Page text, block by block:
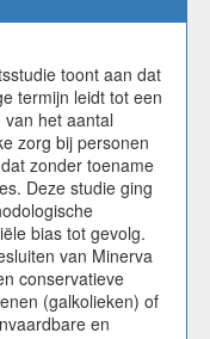
toont aan dat
termijn leidt tot een
het aantal
zorg bij personen
zonder toename
Deze studie ging
bias tot gevolg.
van Minerva
conservatieve
(galkolieken) of
en